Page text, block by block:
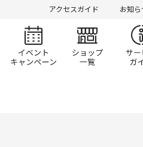
アクセスガイド お知ら
チラシ情報 イベント/キャンペ
ショ